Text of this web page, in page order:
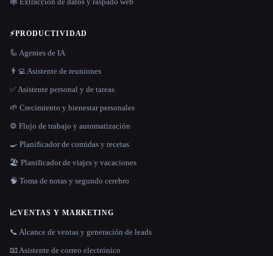
⚡PRODUCTIVIDAD
🦾 Agentes de IA
👨‍💻 Asistente de reuniones
✅ Asistente personal y de tareas
🌱 Crecimiento y bienestar personales
⚙️ Flujo de trabajo y automatización
🍳 Planificador de comidas y recetas
🏖 Planificador de viajes y vacaciones
🧠 Toma de notas y segundo cerebro
📈VENTAS Y MARKETING
📞 Alcance de ventas y generación de leads
📧 Asistente de correo electrónico